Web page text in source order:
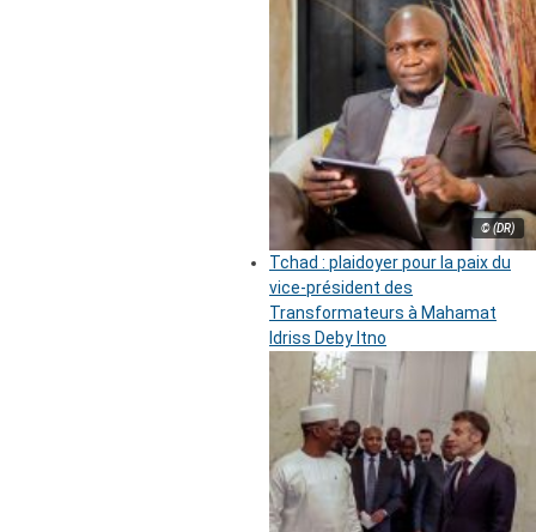
© (DR)
Tchad : plaidoyer pour la paix du
vice-président des
Transformateurs à Mahamat
Idriss Deby Itno